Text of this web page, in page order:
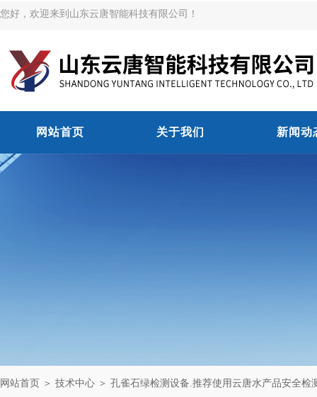
您好，欢迎来到山东云唐智能科技有限公司！
网站首页 关于我们 新闻动
网站首页 ＞ 技术中心 ＞ 孔雀石绿检测设备.推荐使用云唐水产品安全检